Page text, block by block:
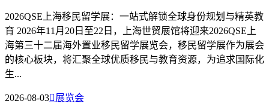
2026QSE上海移民留学展：一站式解锁全球身份规划与精英教
育 2026年11月20日至22日，上海世贸展馆将迎来2026QSE上
海第三十二届海外置业移民留学展览会，移民留学展作为展会
的核心板块，将汇聚全球优质移民与教育资源，为追求国际化
生...
2026-08-03展览会